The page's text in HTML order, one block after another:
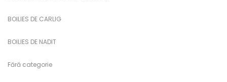
BOILIES DE CARLIG
BOILIES DE NADIT
Fără categorie